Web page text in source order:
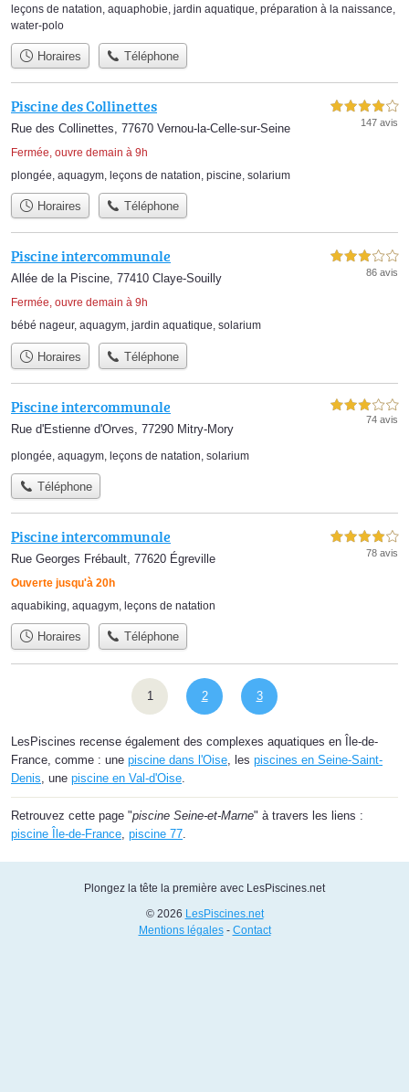
leçons de natation aquaphobie jardin aquatique préparation à la naissance
water-polo
Horaires Téléphone
Piscine des Collinettes
Rue des Collinettes, 77670 Vernou-la-Celle-sur-Seine
Fermée, ouvre demain à 9h
4,0 étoiles sur 5
147 avis
plongée, aquagym, leçons de natation, piscine, solarium
Horaires Téléphone
Piscine intercommunale
Allée de la Piscine, 77410 Claye-Souilly
Fermée, ouvre demain à 9h
3,0 étoiles sur 5
86 avis
bébé nageur, aquagym, jardin aquatique, solarium
Horaires Téléphone
Piscine intercommunale
Rue d'Estienne d'Orves, 77290 Mitry-Mory
3,0 étoiles sur 5
74 avis
plongée aquagym leçons de natation solarium
Téléphone
Piscine intercommunale
Rue Georges Frébault, 77620 Égreville
Ouverte jusqu'à 20h
4,0 étoiles sur 5
78 avis
aquabiking, aquagym, leçons de natation
Horaires Téléphone
1 2 3
LesPiscines recense également des complexes aquatiques en Île-de-
France, comme : une piscine dans l'Oise , les piscines en Seine-Saint-
Denis , une piscine en Val-d'Oise
Retrouvez cette page "piscine Seine-et-Marne" à travers les liens :
piscine Île-de-France piscine 77
Plongez la tête la première avec LesPiscines.net
© 2026 LesPiscines.net
Mentions légales- Contact